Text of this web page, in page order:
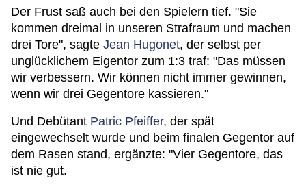
Der Frust saß auch bei den Spielern tief. "Sie
kommen dreimal in unseren Strafraum und machen
drei Tore", sagte Jean Hugonet, der selbst per
unglücklichem Eigentor zum 1:3 traf: "Das müssen
wir verbessern. Wir können nicht immer gewinnen,
wenn wir drei Gegentore kassieren."
Und Debütant Patric Pfeiffer, der spät
eingewechselt wurde und beim finalen Gegentor auf
dem Rasen stand, ergänzte: "Vier Gegentore, das
ist nie gut.